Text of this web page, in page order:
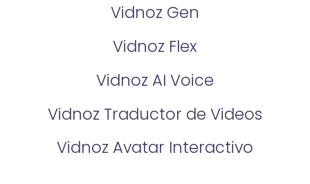
Vidnoz Gen
Vidnoz Flex
Vidnoz AI Voice
Vidnoz Traductor de Videos
Vidnoz Avatar Interactivo